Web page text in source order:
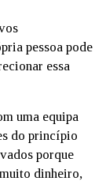
pessoa pode
essa
uma equipa
do princípio
porque
dinheiro,